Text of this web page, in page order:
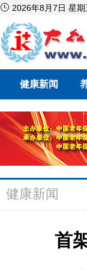
 2026年8月7日 星期
健康新闻
健康新闻
首